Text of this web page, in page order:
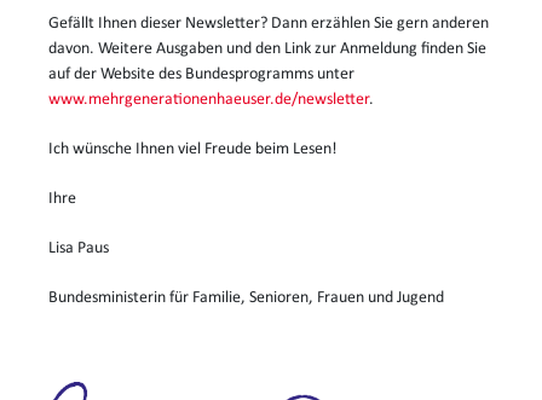
Gefällt Ihnen dieser Newsletter? Dann erzählen Sie gern anderen
davon. Weitere Ausgaben und den Link zur Anmeldung finden Sie
auf der Website des Bundesprogramms unter
www.mehrgenerationenhaeuser.de/newsletter.
Ich wünsche Ihnen viel Freude beim Lesen!
Ihre
Lisa Paus
Bundesministerin für Familie, Senioren, Frauen und Jugend